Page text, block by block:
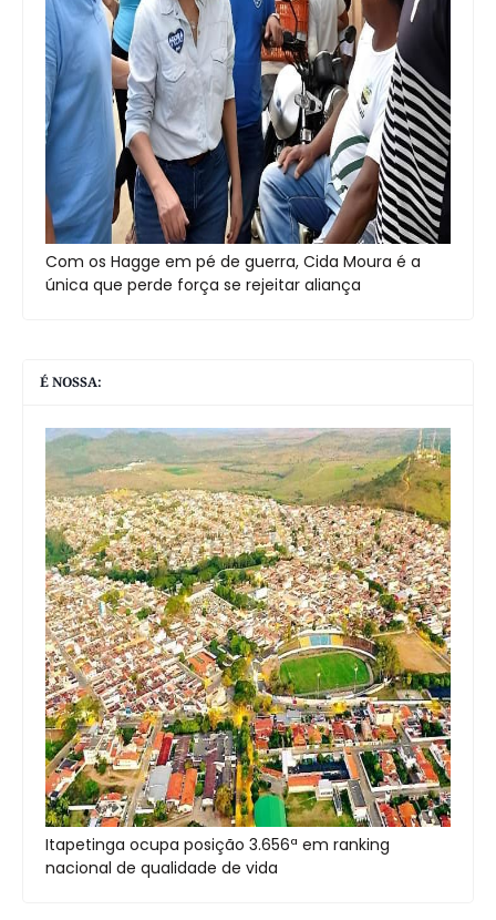
Com os Hagge em pé de guerra, Cida Moura é a
única que perde força se rejeitar aliança
É NOSSA:
Itapetinga ocupa posição 3.656ª em ranking
nacional de qualidade de vida